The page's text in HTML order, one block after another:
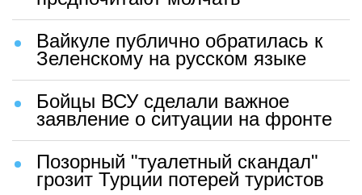
Вайкуле публично обратилась к
Зеленскому на русском языке
Бойцы ВСУ сделали важное
заявление о ситуации на фронте
Позорный "туалетный скандал"
грозит Турции потерей туристов